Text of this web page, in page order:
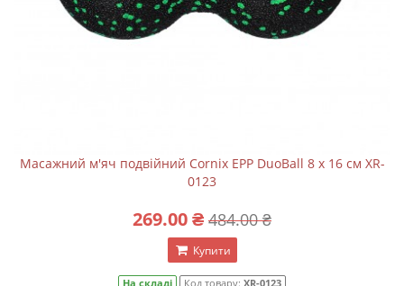
Масажний м'яч подвійний Cornix EPP DuoBall 8 x 16 см XR-
0123
269.00 ₴ 484.00 ₴
Купити
На складі Код товару: XR-0123